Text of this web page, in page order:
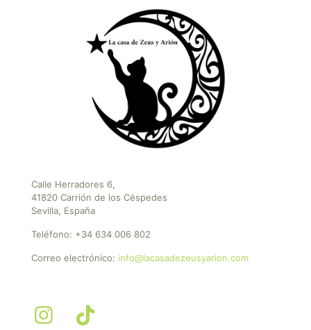
Calle Herradores 6,
41820 Carrión de los Céspedes
Sevilla, España
Teléfono: +34 634 006 802
Correo electrónico: info@lacasadezeusyarion.com